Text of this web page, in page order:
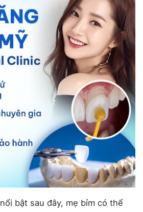
bật sau đây, mẹ bỉm có thể